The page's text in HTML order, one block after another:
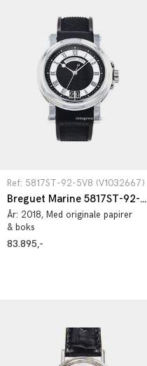
Ref: 5817ST-92-5V8 (V1032667)
Breguet Marine 5817ST-92-5V8
År: 2018, Med originale papirer
& boks
83.895,-